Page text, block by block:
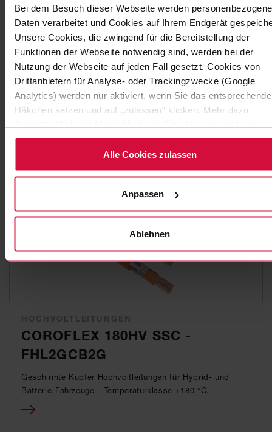
Bei dem Besuch dieser Webseite werden personenbezogene
Daten verarbeitet und Cookies auf Ihrem Endgerät
Unsere Cookies, die zwingend für die Bereitstellung der
Funktionen der Webseite notwendig sind, werden bei der
Nutzung der Webseite auf jeden Fall gesetzt. Cookies von
Drittanbietern für Analyse- oder Trackingzwecke (Google
Analytics) werden nur aktiviert, wenn Sie das entsprechende
Häkchen setzen und auf „zulassen“ klicken. Mehr dazu
(einschließlich der Möglichkeit, die Einwilligungserklärung zu
widerrufen) erfahren Sie in unserer Datenschutzerklärung.
Alle Cookies zulassen
Anpassen
Ablehnen
HOCHVOLTLEITUNGEN
COROFLEX 180HV UMC -
FHLR2G2G n x 6,0 mm²
Ungeschirmte Muliticore Hochvoltleitungen für Hybrid- und
COROFLEX 180HV SSC -
FHL2GCB2G
Geschirmte Kupfer Hochvoltleitungen für Hybrid- und
Batterie-Fahrzeuge - Temperaturklasse +180 °C.